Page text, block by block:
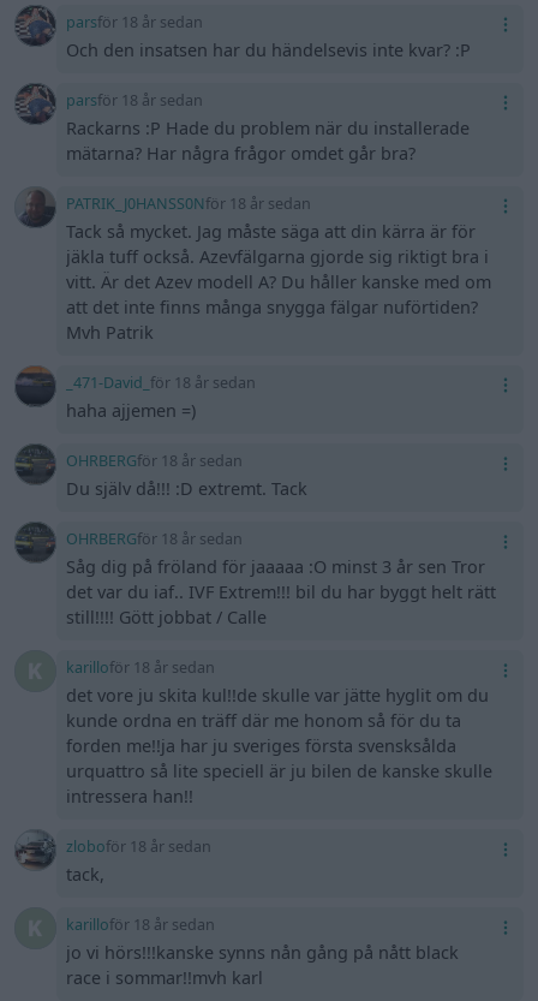
parsför 18 år sedan
Och den insatsen har du händelsevis inte kvar? :P
parsför 18 år sedan
Rackarns :P Hade du problem när du installerade
mätarna? Har några frågor omdet går bra?
PATRIK_J0HANSS0Nför 18 år sedan
Tack så mycket. Jag måste säga att din kärra är för
jäkla tuff också. Azevfälgarna gjorde sig riktigt bra i
vitt. Är det Azev modell A? Du håller kanske med om
att det inte finns många snygga fälgar nuförtiden?
Mvh Patrik
_471-David_ för 18 år sedan
haha ajjemen =)
OHRBERGför 18 år sedan
Du själv då!!! :D extremt. Tack
OHRBERGför 18 år sedan
Såg dig på fröland för jaaaaa :O minst 3 år sen Tror
det var du iaf.. IVF Extrem!!! bil du har byggt helt rätt
still!!!! Gött jobbat / Calle
karilloför 18 år sedan
det vore ju skita kul!!de skulle var jätte hyglit om du
kunde ordna en träff där me honom så för du ta
forden me!!ja har ju sveriges första svensksålda
urquattro så lite speciell är ju bilen de kanske skulle
intressera han!!
zloboför 18 år sedan
tack,
karilloför 18 år sedan
jo vi hörs!!!kanske synns nån gång på nått black
race i sommar!!mvh karl